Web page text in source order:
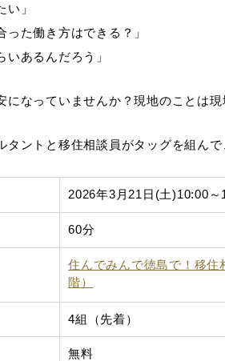
い」
った働き方はできる？」
いあるんだろう」
になっていませんか？現地のことは現
ントと移住相談員がタッグを組ん
2026年3月21日(土)10:00～
60分
住んでみんで徳島で！移
階）
4組（先着）
無料